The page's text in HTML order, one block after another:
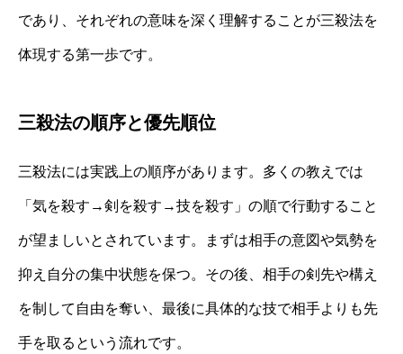
であり、それぞれの意味を深く理解することが三殺法を
体現する第一歩です。
三殺法の順序と優先順位
三殺法には実践上の順序があります。多くの教えでは
「気を殺す→剣を殺す→技を殺す」の順で行動すること
が望ましいとされています。まずは相手の意図や気勢を
抑え自分の集中状態を保つ。その後、相手の剣先や構え
を制して自由を奪い、最後に具体的な技で相手よりも先
手を取るという流れです。